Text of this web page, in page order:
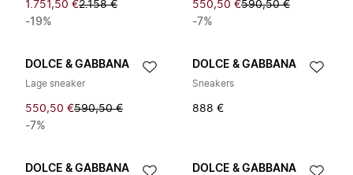
1.751,50 €2.158 €
-19%
550,50 €590,50 €
-7%
DOLCE & GABBANA
Lage sneaker
550,50 €590,50 €
-7%
DOLCE & GABBANA
Sneakers
888 €
DOLCE & GABBANA DOLCE & GABBANA